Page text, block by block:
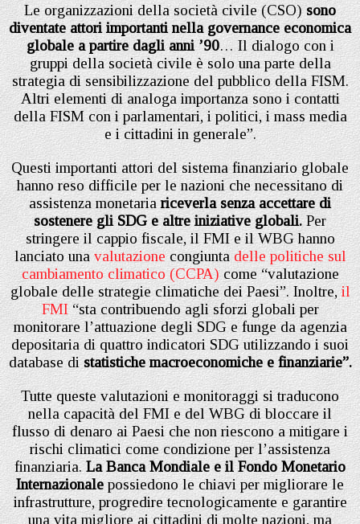
Le organizzazioni della società civile (CSO)sono
diventate attori importanti nella governance economica
globale a partire dagli anni ’90… Il dialogo con i
gruppi della società civile è solo una parte della
strategia di sensibilizzazione del pubblico della FISM.
Altri elementi di analoga importanza sono i contatti
della FISM con i parlamentari, i politici, i mass media
e i cittadini in generale”.
Questi importanti attori del sistema finanziario globale
hanno reso difficile per le nazioni che necessitano di
assistenza monetaria riceverla senza accettare di
sostenere gli SDG e altre iniziative globali.Per
stringere il cappio fiscale, il FMI e il WBG hanno
lanciato unavalutazionecongiuntadelle politiche sul
cambiamento climatico (CCPA)come “valutazione
globale delle strategie climatiche dei Paesi”. Inoltre,il
FMI“sta contribuendo agli sforzi globali per
monitorare l’attuazione degli SDG e funge da agenzia
depositaria di quattro indicatori SDG utilizzando i suoi
database distatistiche macroeconomiche e finanziarie”.
Tutte queste valutazioni e monitoraggi si traducono
nella capacità del FMI e del WBG di bloccare il
flusso di denaro ai Paesi che non riescono a mitigare i
rischi climatici come condizione per l’assistenza
finanziaria.La Banca Mondiale e il Fondo Monetario
Internazionalepossiedono le chiavi per migliorare le
infrastrutture, progredire tecnologicamente e garantire
una vita migliore ai cittadini di molte nazioni, ma